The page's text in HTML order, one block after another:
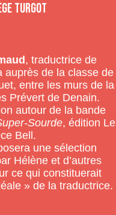
Turgot
, traductrice de
auprès de la classe de
entre les murs de la
Prévert de Denain.
autour de la bande
Sourde, édition
Bell.
une sélection
Hélène et d’autres
ce qui constituerait
» de la traductrice.